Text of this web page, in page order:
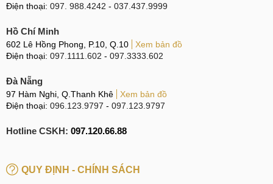
Điện thoại: 097. 988.4242 - 037.437.9999
Hồ Chí Minh
602 Lê Hồng Phong, P.10, Q.10
Xem bản đồ
Điện thoại: 097.1111.602 - 097.3333.602
Đà Nẵng
97 Hàm Nghi, Q.Thanh Khê
Xem bản đồ
Điện thoại: 096.123.9797 - 097.123.9797
Hotline CSKH: 097.120.66.88
QUY ĐỊNH - CHÍNH SÁCH